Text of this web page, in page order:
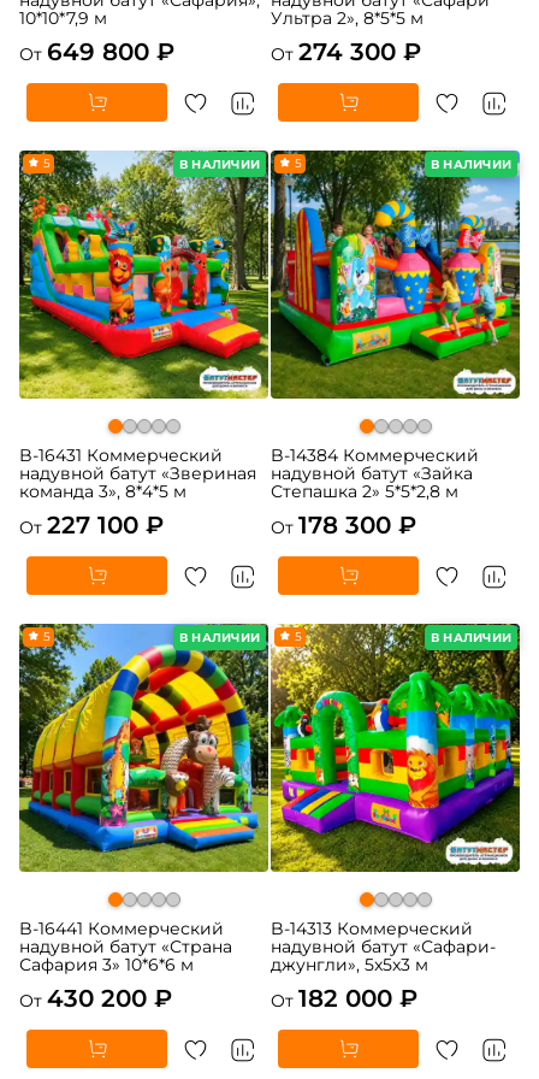
10*10*7,9 м
От 649 800 ₽
Ультра 2», 8*5*5 м
От 274 300 ₽
В НАЛИЧИИ
5
B-16431 Коммерческий
надувной батут «Звериная
команда 3», 8*4*5 м
От 227 100 ₽
В НАЛИЧИИ
5
B-14384 Коммерческий
надувной батут «Зайка
Степашка 2» 5*5*2,8 м
От 178 300 ₽
В НАЛИЧИИ
5
B-16441 Коммерческий
надувной батут «Страна
Сафария 3» 10*6*6 м
От 430 200 ₽
В НАЛИЧИИ
5
B-14313 Коммерческий
надувной батут «Сафари-
джунгли», 5x5x3 м
От 182 000 ₽